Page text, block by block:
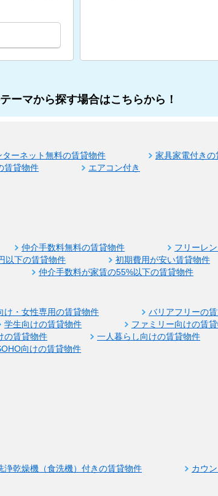
ーマから探す場合はこちらから！
ターネット無料の賃貸物件
家具家電付きの
賃貸物件 エアコン付き
仲介手数料無料の賃貸物件
フリーレ
以下の賃貸物件 初期費用が安い賃貸物件
仲介手数料が家賃の55%以下の賃貸物件
け・女性専用の賃貸物件
バリアフリーの
学生向けの賃貸物件 ファミリー向けの賃
の賃貸物件
一人暮らし向けの賃貸物件
向けの賃貸物件
浄乾燥機（食洗機）付きの賃貸物件
カウ